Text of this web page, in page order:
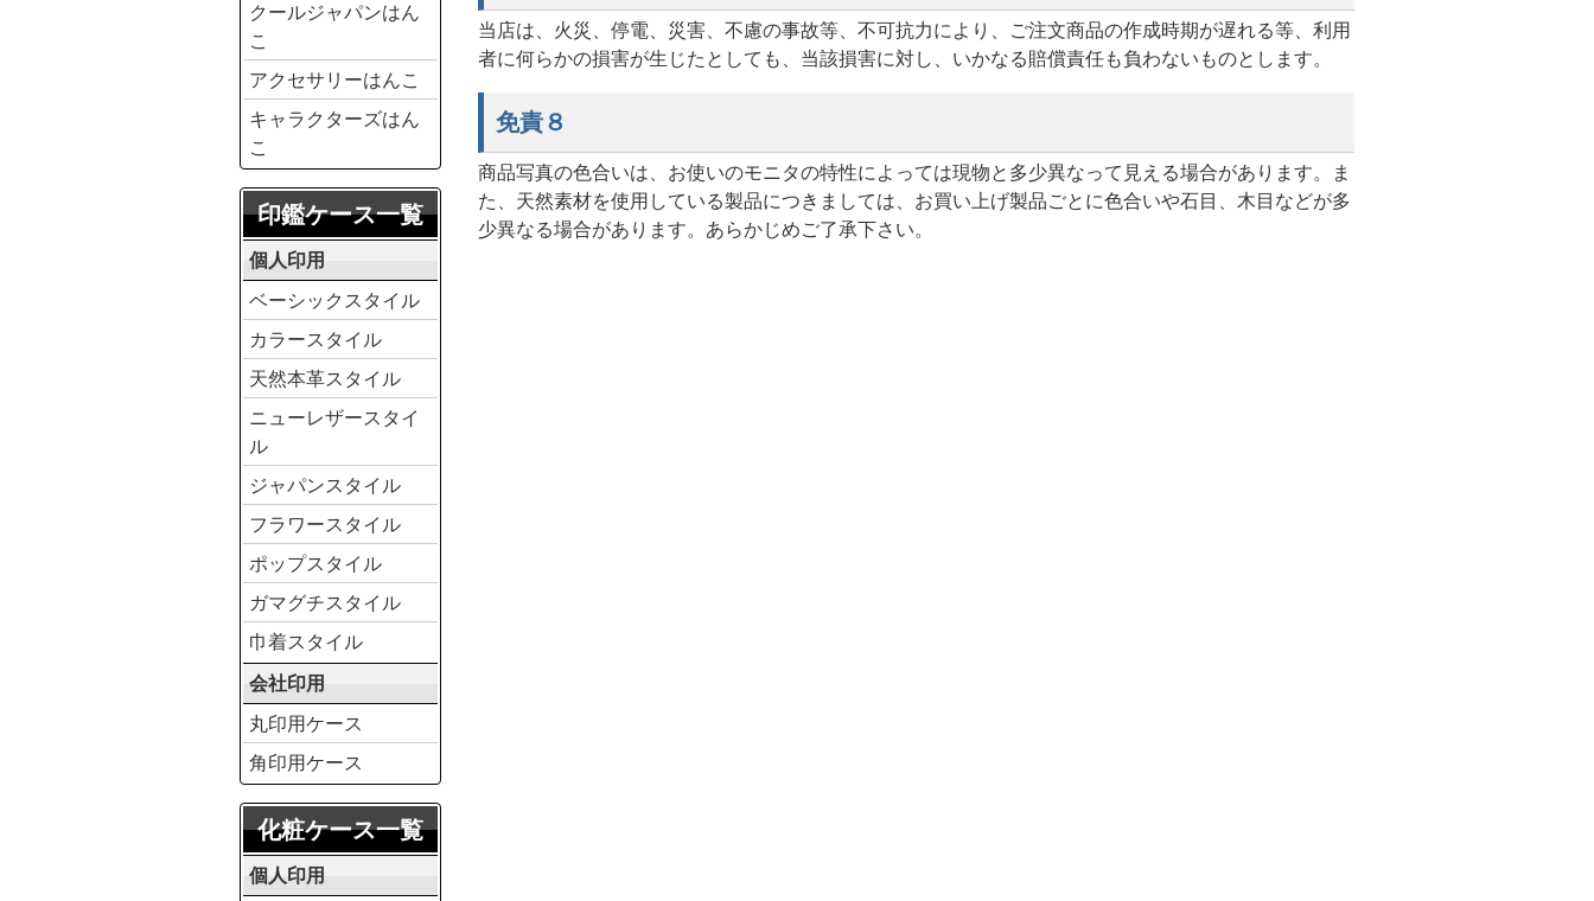
当店は、火災、停電、災害、不慮の事故等、不可抗力により、ご注文商品の作成時期が遅れる等、利用
者に何らかの損害が生じたとしても、当該損害に対し、いかなる賠償責任も負わないものとします。
免責８
商品写真の色合いは、お使いのモニタの特性によっては現物と多少異なって見える場合があります。ま
た、天然素材を使用している製品につきましては、お買い上げ製品ごとに色合いや石目、木目などが多
少異なる場合があります。あらかじめご了承下さい。
クールジャパンはん
こ
アクセサリーはんこ
キャラクターズはん
こ
印鑑ケース一覧
個人印用
ベーシックスタイル
カラースタイル
天然本革スタイル
ニューレザースタイ
ル
ジャパンスタイル
フラワースタイル
ポップスタイル
ガマグチスタイル
巾着スタイル
会社印用
丸印用ケース
角印用ケース
化粧ケース一覧
個人印用